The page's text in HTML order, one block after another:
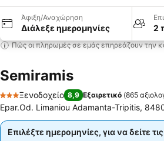
Άφιξη/Αναχώρηση
Διάλεξε ημερομηνίες 2
Πώς οι πληρωμές σε εμάς επηρεάζουν την
Semiramis
3 Αστέρια
Ξενοδοχείο 8,9 Εξαιρετικό (865
Epar.Od. Limaniou Adamanta-Tripitis,
Επιλέξτε ημερομηνίες, για να δείτε τις
Επιλέξτε ημερομηνίες, για να δείτε τις